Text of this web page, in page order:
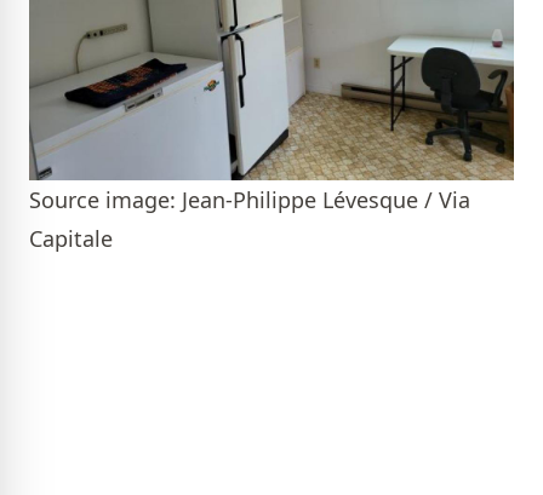
Source image: Jean-Philippe Lévesque / Via
Capitale